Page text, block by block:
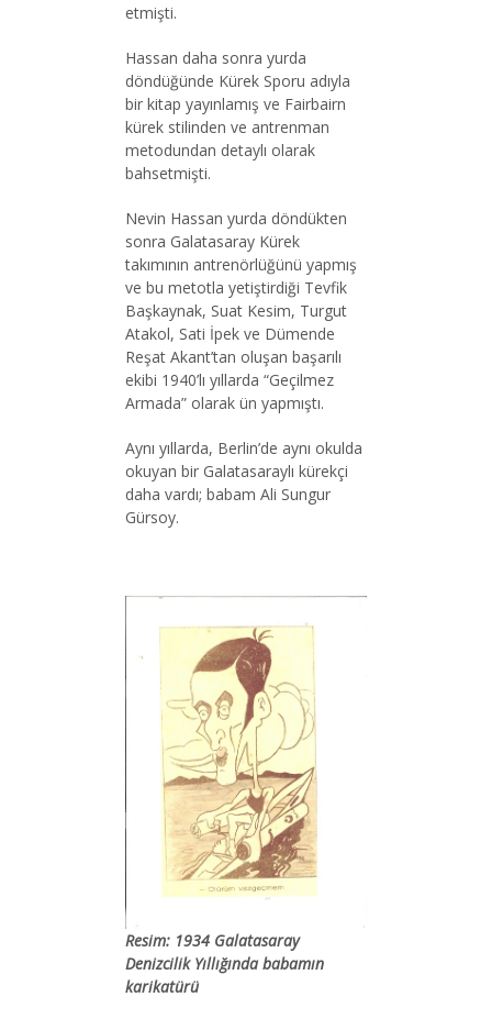
etmişti.
Hassan daha sonra yurda
döndüğünde Kürek Sporu adıyla
bir kitap yayınlamış ve Fairbairn
kürek stilinden ve antrenman
metodundan detaylı olarak
bahsetmişti.
Nevin Hassan yurda döndükten
sonra Galatasaray Kürek
takımının antrenörlüğünü yapmış
ve bu metotla yetiştirdiği Tevfik
Başkaynak, Suat Kesim, Turgut
Atakol, Sati İpek ve Dümende
Reşat Akant’tan oluşan başarılı
ekibi 1940’lı yıllarda “Geçilmez
Armada” olarak ün yapmıştı.
Aynı yıllarda, Berlin’de aynı okulda
okuyan bir Galatasaraylı kürekçi
daha vardı; babam Ali Sungur
Gürsoy.
Resim: 1934 Galatasaray
Denizcilik Yıllığında babamın
karikatürü